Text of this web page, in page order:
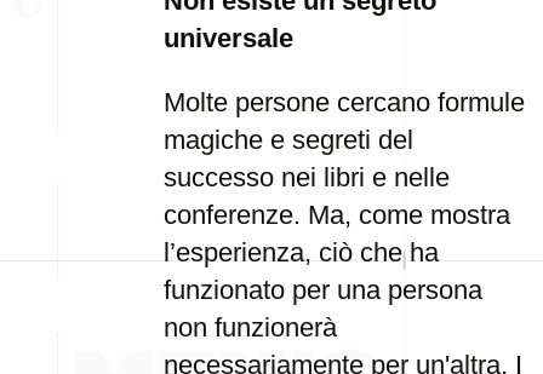
universale
Molte persone cercano formule
magiche e segreti del
successo nei libri e nelle
conferenze. Ma, come mostra
l’esperienza, ciò che ha
funzionato per una persona
non funzionerà
necessariamente per un'altra. I